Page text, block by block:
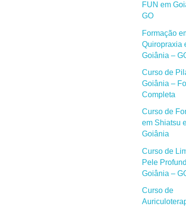
FUN em
GO
Formação
Quiropraxia
Goiânia –
Curso de
Goiânia –
Completa
Curso de
em Shiatsu
Goiânia
Curso de
Pele
Goiânia –
Curso de